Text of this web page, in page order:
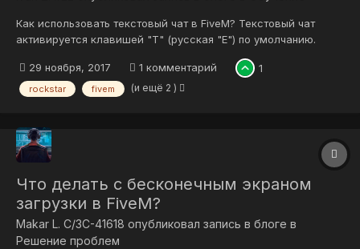
Как использовать текстовый чат в FiveM? Текстовый чат
активируется клавишей "T" (русская "Е") по умолчанию.
29 ноября, 2017
1 комментарий 1
rockstar fivem (и ещё 2 )
Что делать с бесконечным экраном
загрузки в FiveM?
Makar L. C/3C-41618 опубликовал запись в блоге в
Решение проблем